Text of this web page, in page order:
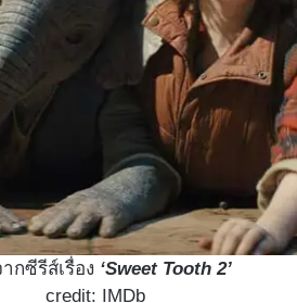
กซีรีส์เรื่อง ‘Sweet Tooth 2’
credit: IMDb